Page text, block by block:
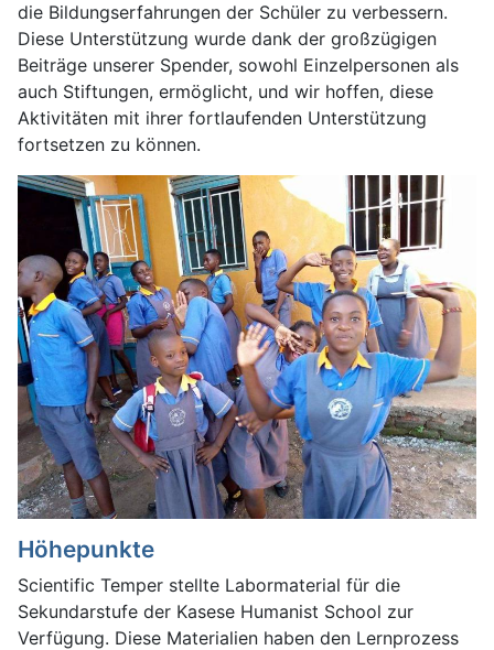
die Bildungserfahrungen der Schüler zu verbessern.
Diese Unterstützung wurde dank der großzügigen
Beiträge unserer Spender, sowohl Einzelpersonen als
auch Stiftungen, ermöglicht, und wir hoffen, diese
Aktivitäten mit ihrer fortlaufenden Unterstützung
fortsetzen zu können.
Höhepunkte
Scientific Temper stellte Labormaterial für die
Sekundarstufe der Kasese Humanist School zur
Verfügung. Diese Materialien haben den Lernprozess